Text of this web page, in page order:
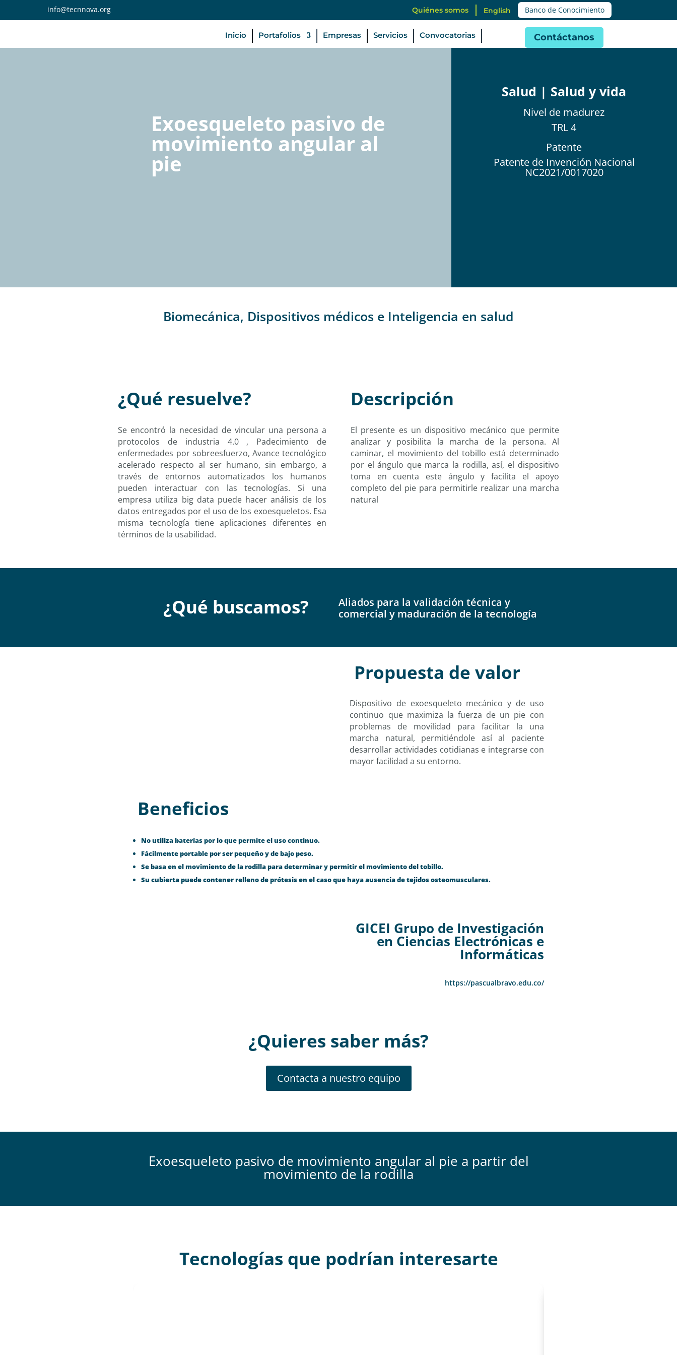
info@tecnnova.org Quiénes somos English Banco de Conocimiento
Inicio Portafolios Empresas Servicios Convocatorias Contáctanos
Exoesqueleto pasivo de
movimiento angular al
pie
Salud | Salud y vida
Nivel de madurez
TRL 4
Patente
Patente de Invención Nacional
NC2021/0017020
Biomecánica, Dispositivos médicos e Inteligencia en salud
¿Qué resuelve?
Se encontró la necesidad de vincular una persona a
protocolos de industria 4.0 , Padecimiento de
enfermedades por sobreesfuerzo, Avance tecnológico
acelerado respecto al ser humano, sin embargo, a
través de entornos automatizados los humanos
pueden interactuar con las tecnologías. Si una
empresa utiliza big data puede hacer análisis de los
datos entregados por el uso de los exoesqueletos. Esa
misma tecnología tiene aplicaciones diferentes en
términos de la usabilidad.
Descripción
El presente es un dispositivo mecánico que permite
analizar y posibilita la marcha de la persona. Al
caminar, el movimiento del tobillo está determinado
por el ángulo que marca la rodilla, así, el dispositivo
toma en cuenta este ángulo y facilita el apoyo
completo del pie para permitirle realizar una marcha
natural
¿Qué buscamos?
Aliados para la validación técnica y
comercial y maduración de la tecnología
Propuesta de valor
Dispositivo de exoesqueleto mecánico y de uso
continuo que maximiza la fuerza de un pie con
problemas de movilidad para facilitar la una
marcha natural, permitiéndole así al paciente
desarrollar actividades cotidianas e integrarse con
mayor facilidad a su entorno.
Beneficios
No utiliza baterías por lo que permite el uso continuo.
Fácilmente portable por ser pequeño y de bajo peso.
Se basa en el movimiento de la rodilla para determinar y permitir el movimiento del tobillo.
Su cubierta puede contener relleno de prótesis en el caso que haya ausencia de tejidos osteomusculares.
GICEI Grupo de Investigación
en Ciencias Electrónicas e
Informáticas
https://pascualbravo.edu.co/
¿Quieres saber más?
Contacta a nuestro equipo
Exoesqueleto pasivo de movimiento angular al pie a partir del
movimiento de la rodilla
Tecnologías que podrían interesarte